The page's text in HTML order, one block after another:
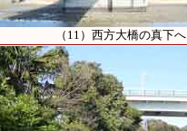
（11）西方大橋の真下へ